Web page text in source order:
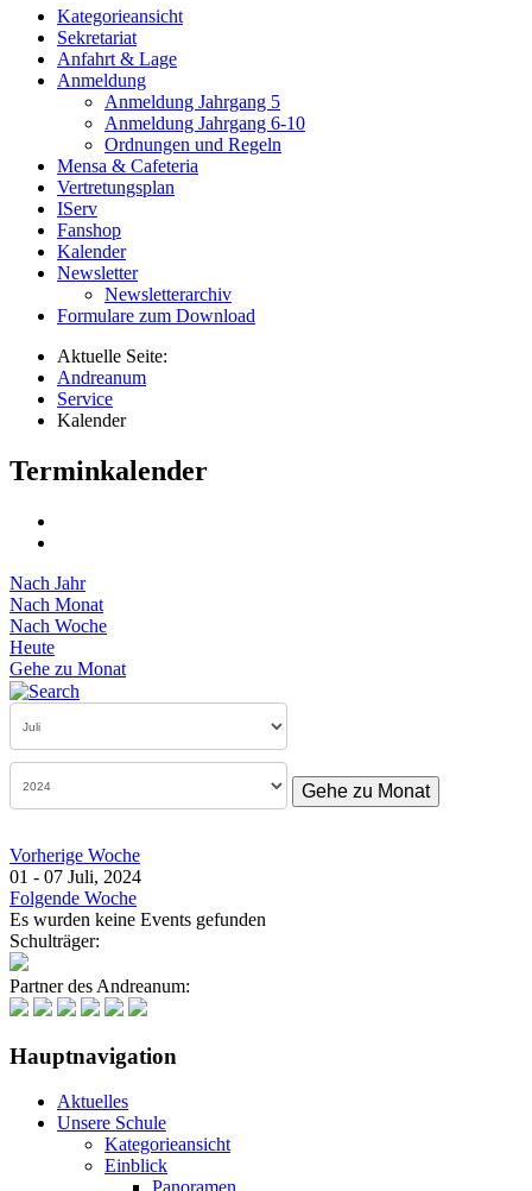
Kategorieansicht
Sekretariat
Anfahrt & Lage
Anmeldung
Anmeldung Jahrgang 5
Anmeldung Jahrgang 6-10
Ordnungen und Regeln
Mensa & Cafeteria
Vertretungsplan
IServ
Fanshop
Kalender
Newsletter
Newsletterarchiv
Formulare zum Download
Aktuelle Seite:
Andreanum
Service
Kalender
Terminkalender
Nach Jahr
Nach Monat
Nach Woche
Heute
Gehe zu Monat
Gehe zu Monat
Vorherige Woche
01 - 07 Juli, 2024
Folgende Woche
Es wurden keine Events gefunden
Schulträger:
Partner des Andreanum:
Hauptnavigation
Aktuelles
Unsere Schule
Kategorieansicht
Einblick